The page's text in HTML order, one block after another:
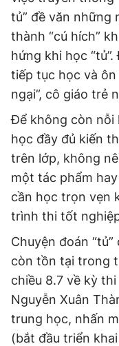
tủ” đề văn những
thành “cú hích”
hứng khi học
tiếp tục học và ôn
ngại”, cô giáo trẻ
Để không còn nỗi
học đầy đủ kiến
trên lớp, không
một tác phẩm
cần học trọn vẹn
trình thi tốt
Chuyện đoán
còn tồn tại trong
chiều 8.7 về kỳ
Nguyễn Xuân
trung học, nhấn
(bắt đầu triển